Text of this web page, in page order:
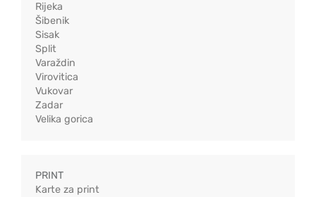
Rijeka
Šibenik
Sisak
Split
Varaždin
Virovitica
Vukovar
Zadar
Velika gorica
PRINT
Karte za print